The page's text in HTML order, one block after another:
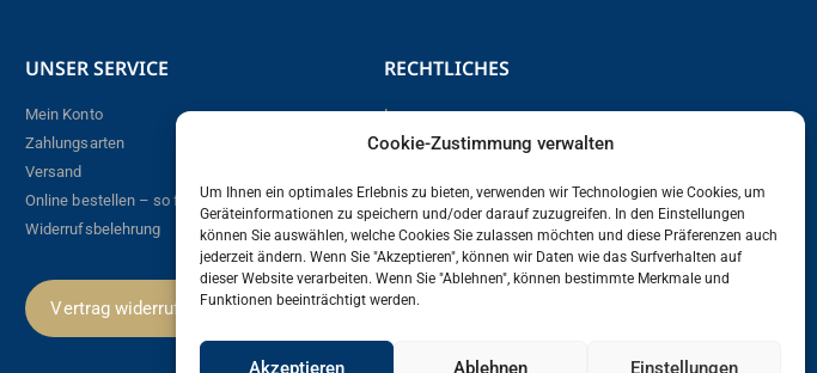
Cookie-Zustimmung verwalten
Um Ihnen ein optimales Erlebnis zu bieten, verwenden wir Technologien wie Cookies, um
Geräteinformationen zu speichern und/oder darauf zuzugreifen. In den Einstellungen
können Sie auswählen, welche Cookies Sie zulassen möchten und diese Präferenzen auch
jederzeit ändern. Wenn Sie "Akzeptieren", können wir Daten wie das Surfverhalten auf
dieser Website verarbeiten. Wenn Sie "Ablehnen", können bestimmte Merkmale und
Funktionen beeinträchtigt werden.
Akzeptieren Ablehnen Einstellungen
UNSER SERVICE
Mein Konto
Zahlungsarten
Versand
Online bestellen – so funktioniert´s!
Widerrufsbelehrung
Vertrag widerrufen
RECHTLICHES
Impressum
Datenschutz
AGBs